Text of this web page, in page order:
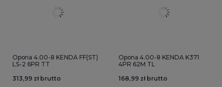
Opona 4.00-8 KENDA FF(ST)
LS-2 6PR TT
313,99 zł brutto
Opona 4.00-8 KENDA K371
4PR 62M TL
168,99 zł brutto